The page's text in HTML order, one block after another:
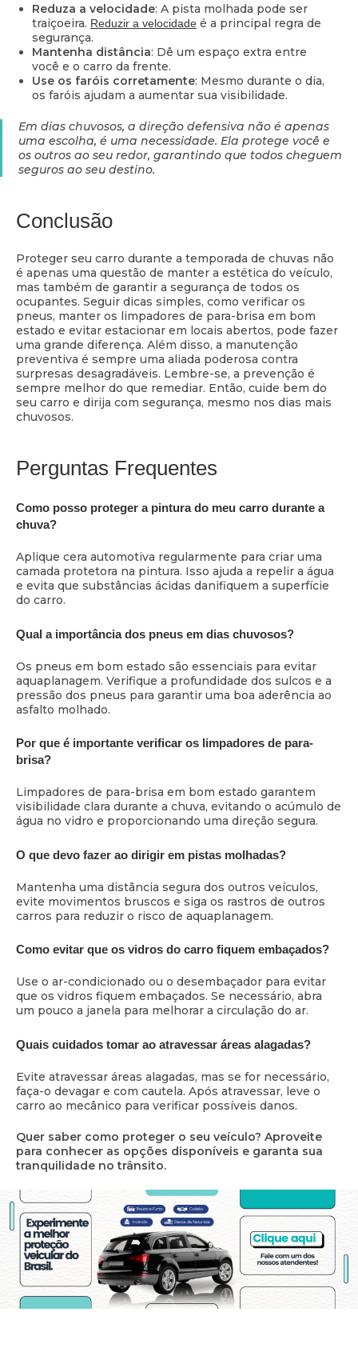
Reduza a velocidade: A pista molhada pode ser
traiçoeira. Reduzir a velocidade é a principal regra de
segurança.
Mantenha distância: Dê um espaço extra entre
você e o carro da frente.
Use os faróis corretamente: Mesmo durante o dia,
os faróis ajudam a aumentar sua visibilidade.
Em dias chuvosos, a direção defensiva não é apenas
uma escolha, é uma necessidade. Ela protege você e
os outros ao seu redor, garantindo que todos cheguem
seguros ao seu destino.
Conclusão
Proteger seu carro durante a temporada de chuvas não
é apenas uma questão de manter a estética do veículo,
mas também de garantir a segurança de todos os
ocupantes. Seguir dicas simples, como verificar os
pneus, manter os limpadores de para-brisa em bom
estado e evitar estacionar em locais abertos, pode fazer
uma grande diferença. Além disso, a manutenção
preventiva é sempre uma aliada poderosa contra
surpresas desagradáveis. Lembre-se, a prevenção é
sempre melhor do que remediar. Então, cuide bem do
seu carro e dirija com segurança, mesmo nos dias mais
chuvosos.
Perguntas Frequentes
Como posso proteger a pintura do meu carro durante a
chuva?
Aplique cera automotiva regularmente para criar uma
camada protetora na pintura. Isso ajuda a repelir a água
e evita que substâncias ácidas danifiquem a superfície
do carro.
Qual a importância dos pneus em dias chuvosos?
Os pneus em bom estado são essenciais para evitar
aquaplanagem. Verifique a profundidade dos sulcos e a
pressão dos pneus para garantir uma boa aderência ao
asfalto molhado.
Por que é importante verificar os limpadores de para-
brisa?
Limpadores de para-brisa em bom estado garantem
visibilidade clara durante a chuva, evitando o acúmulo de
água no vidro e proporcionando uma direção segura.
O que devo fazer ao dirigir em pistas molhadas?
Mantenha uma distância segura dos outros veículos,
evite movimentos bruscos e siga os rastros de outros
carros para reduzir o risco de aquaplanagem.
Como evitar que os vidros do carro fiquem embaçados?
Use o ar-condicionado ou o desembaçador para evitar
que os vidros fiquem embaçados. Se necessário, abra
um pouco a janela para melhorar a circulação do ar.
Quais cuidados tomar ao atravessar áreas alagadas?
Evite atravessar áreas alagadas, mas se for necessário,
faça-o devagar e com cautela. Após atravessar, leve o
carro ao mecânico para verificar possíveis danos.
Quer saber como proteger o seu veículo? Aproveite
para conhecer as opções disponíveis e garanta sua
tranquilidade no trânsito.